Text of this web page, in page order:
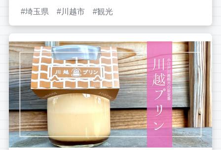
埼玉県 川越市 観光